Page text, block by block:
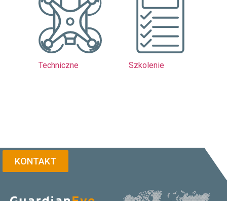
Techniczne Szkolenie
KONTAKT